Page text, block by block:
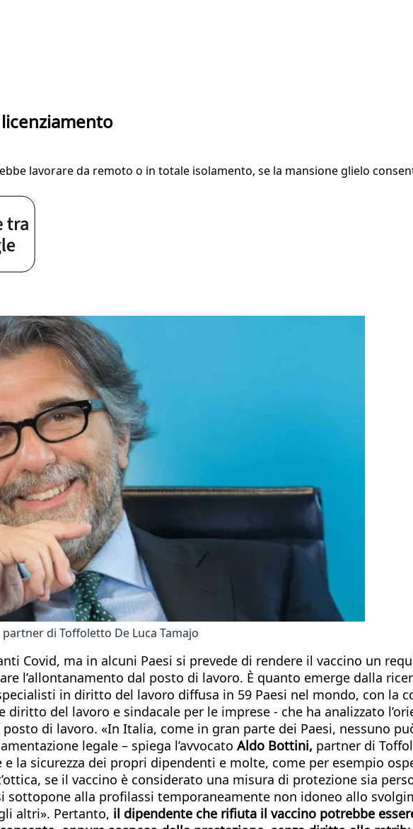
lavorare da remoto o in totale isolamento, se la mansione glielo
di Toffoletto De Luca Tamajo
Covid, ma in alcuni Paesi si prevede di rendere il vaccino un
l’allontanamento dal posto di lavoro. È quanto emerge dalla
in diritto del lavoro diffusa in 59 Paesi nel mondo, con la
diritto del lavoro e sindacale per le imprese - che ha analizzato
di lavoro. «In Italia, come in gran parte dei Paesi, nessuno
legale – spiega l’avvocato Aldo Bottini, partner di
e la sicurezza dei propri dipendenti e molte, come per esempio
se il vaccino è considerato una misura di protezione sia
sottopone alla profilassi temporaneamente non idoneo allo
altri». Pertanto, il dipendente che rifiuta il vaccino potrebbe